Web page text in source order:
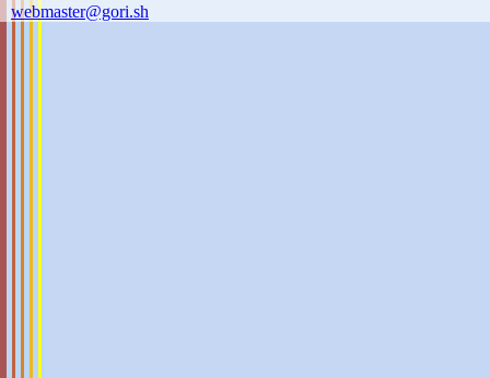
webmaster@gori.sh